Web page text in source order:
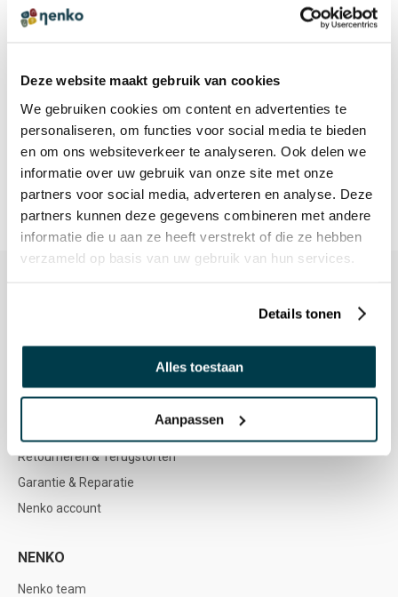
Deze website maakt gebruik van cookies
We gebruiken cookies om content en advertenties te
personaliseren, om functies voor social media te bieden
en om ons websiteverkeer te analyseren. Ook delen we
informatie over uw gebruik van onze site met onze
partners voor social media, adverteren en analyse. Deze
partners kunnen deze gegevens combineren met andere
informatie die u aan ze heeft verstrekt of die ze hebben
verzameld op basis van uw gebruik van hun services.
Details tonen
Alles toestaan
Aanpassen
het verschil tussen horizontale en verticale vlakken duidelijk
Benieuwd naar welke kleuren je kunt kiezen voor onze op maat
gemaakte producten? Bekijk hier dekleurenstalen.
Wil je meer informatie
over de juist kleurkeuze voor jouw ruimte of
product? Neem gerust vrijblijvendcontactop met een van onze
adviseurs!
Retourneren & Terugstorten
Garantie & Reparatie
Nenko account
NENKO
Nenko team